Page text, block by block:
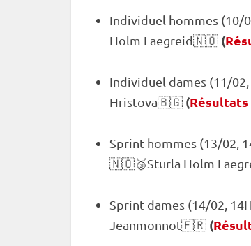
Individuel hommes (10/
Holm Laegreid🇳🇴 (
Individuel dames (11/
Hristova🇧🇬 (
Sprint hommes (13/02,
🇳🇴🥉Sturla Holm
Sprint dames (14/02,
Jeanmonnot🇫🇷 (